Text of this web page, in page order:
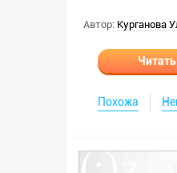
Автор: Курганова
Читать
Похожа